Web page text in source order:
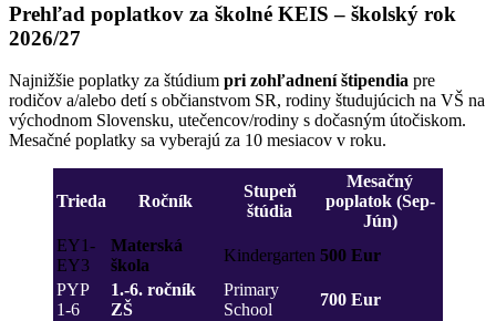
Prehľad poplatkov za školné KEIS – školský rok
2026/27
Najnižšie poplatky za štúdium pri zohľadnení štipendia pre
rodičov a/alebo detí s občianstvom SR, rodiny študujúcich na VŠ na
východnom Slovensku, utečencov/rodiny s dočasným útočiskom.
Mesačné poplatky sa vyberajú za 10 mesiacov v roku.
Trieda Ročník
Stupeň
štúdia
Mesačný
poplatok (Sep-
Jún)
EY1-
EY3
Materská
škola
Kindergarten 500 Eur
PYP
1-6
1.-6. ročník
ZŠ
Primary
School
700 Eur